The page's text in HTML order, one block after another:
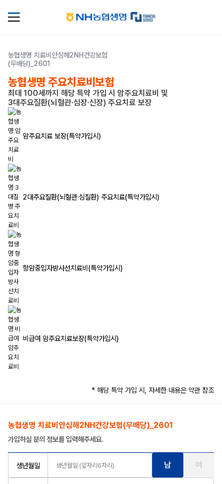
농협생명 치료비안심해2NH건강보험
(무배당)_2601
농협생명 주요치료비보험
최대 100세까지 해당 특약 가입 시 암주요치료비 및
3대주요질환(뇌혈관·심장·신장) 주요치료 보장
암주요치료 보장(특약가입시)
2대주요질환(뇌혈관·심질환) 주요치료(특약가입시)
항암중입자방사선치료비(특약가입시)
비급여 암주요치료보장(특약가입시)
* 해당 특약 가입 시, 자세한 내용은 약관 참조
농협생명 치료비안심해2NH건강보험(무배당)_2601
가입하실 분의 정보를 입력해주세요.
생년월일 남 여